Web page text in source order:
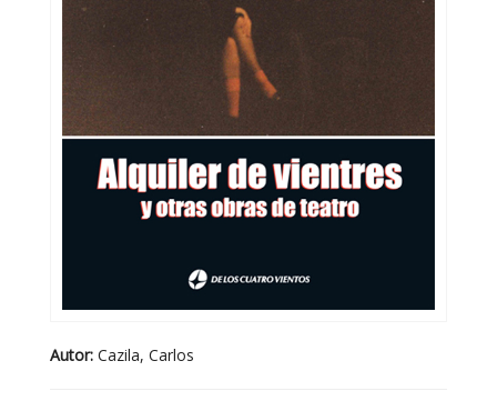
Autor: Cazila, Carlos